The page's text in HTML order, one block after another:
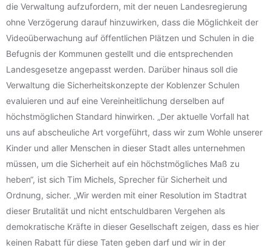
die Verwaltung aufzufordern, mit der neuen Landesregierung
ohne Verzögerung darauf hinzuwirken, dass die Möglichkeit der
Videoüberwachung auf öffentlichen Plätzen und Schulen in die
Befugnis der Kommunen gestellt und die entsprechenden
Landesgesetze angepasst werden. Darüber hinaus soll die
Verwaltung die Sicherheitskonzepte der Koblenzer Schulen
evaluieren und auf eine Vereinheitlichung derselben auf
höchstmöglichen Standard hinwirken. „Der aktuelle Vorfall hat
uns auf abscheuliche Art vorgeführt, dass wir zum Wohle unserer
Kinder und aller Menschen in dieser Stadt alles unternehmen
müssen, um die Sicherheit auf ein höchstmögliches Maß zu
heben“, ist sich Tim Michels, Sprecher für Sicherheit und
Ordnung, sicher. „Wir werden mit einer Resolution im Stadtrat
dieser Brutalität und nicht entschuldbaren Vergehen als
demokratische Kräfte in dieser Gesellschaft zeigen, dass es hier
keinen Rabatt für diese Taten geben darf und wir in der